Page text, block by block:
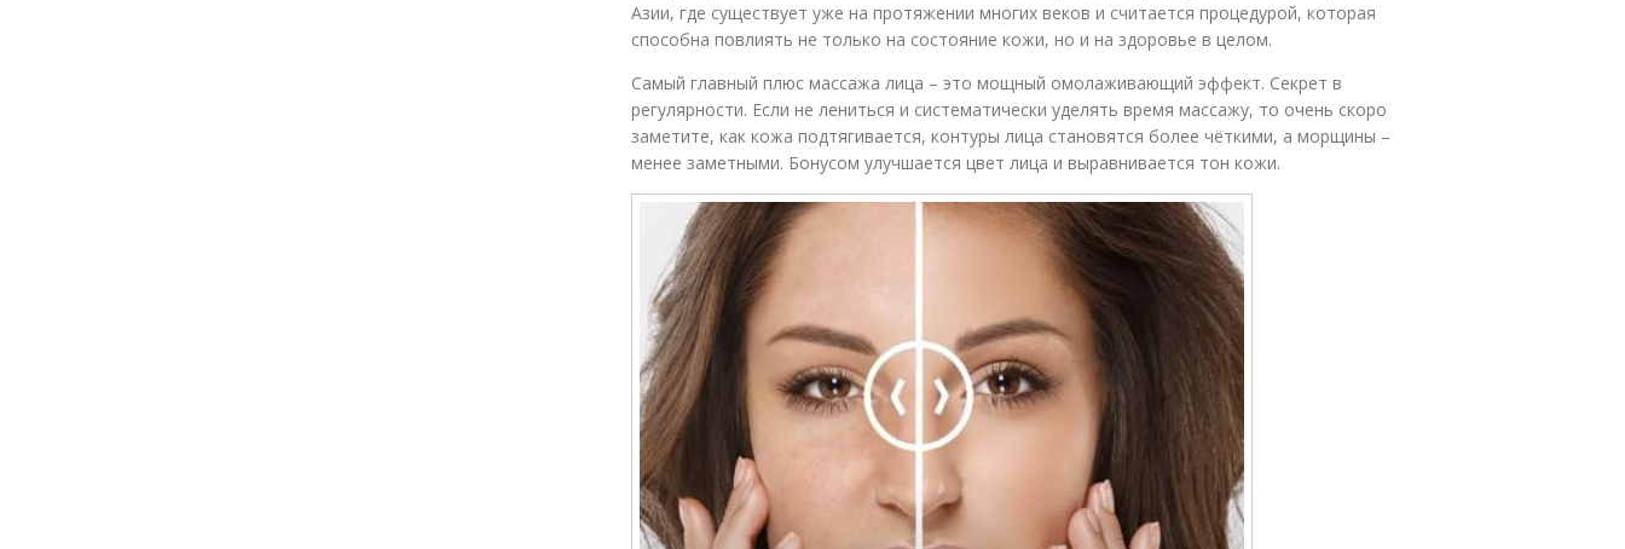
Азии, где существует уже на протяжении многих веков и считается процедурой, которая
способна повлиять не только на состояние кожи, но и на здоровье в целом.
Самый главный плюс массажа лица – это мощный омолаживающий эффект. Секрет в
регулярности. Если не лениться и систематически уделять время массажу, то очень скоро
заметите, как кожа подтягивается, контуры лица становятся более чёткими, а морщины –
менее заметными. Бонусом улучшается цвет лица и выравнивается тон кожи.